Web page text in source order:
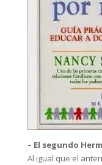
– El segundo
Al igual que el